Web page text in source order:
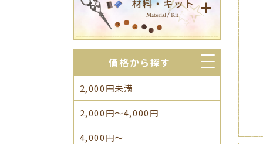
価格から探す
2,000円未満
2,000円～4,000円
4,000円～